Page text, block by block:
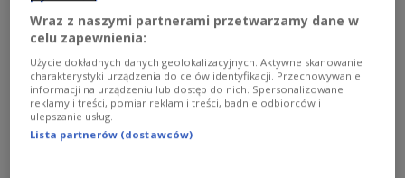
okolic Kopenhagi i Malmö, którzy zebrali się 10 lat temu,
by grać muzykę swingową - mówił Stanisław Soyka o
swoim albumie "Swing revisited". Piosenek z nowej płyty
wysłuchaliśmy - przedpremierowo! - w Dwójce.
Zobacz więcej na temat:Bolesław Leśmian Jerzy Kisielewski
KULTURA
Stanisław Sojka
Wraz z naszymi partnerami przetwarzamy dane w
celu zapewnienia:
Użycie dokładnych danych geolokalizacyjnych. Aktywne skanowanie
charakterystyki urządzenia do celów identyfikacji. Przechowywanie
informacji na urządzeniu lub dostęp do nich. Spersonalizowane
reklamy i treści, pomiar reklam i treści, badnie odbiorców i
ulepszanie usług.
Lista partnerów (dostawców)